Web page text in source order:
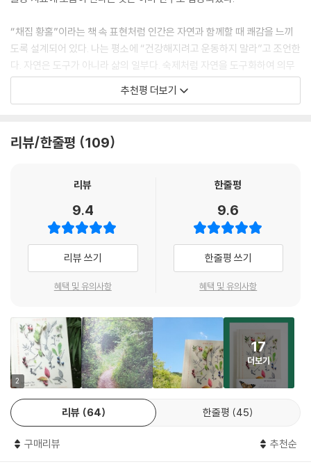
의 산책, 창의적으로 보내는 시간, 그리고 홀로 있을 때 곁을 지켜줄 호박색
털북숭이 친구라는 방어용 무기를 갖춘 일상적 전투 말이다. (…) 나는 우
울증과 싸우느라 지치고 활력이 거의 소진된 상태다. 힘을 모으려면 따뜻
한 나날과 펜랜드의 햇살이 필요하다.
--- p.115~116
검은지빠귀의 노랫소리를 들으며 나는…… 그렇다, 행복하다. 서정적이고
덧없는 그리운 노랫소리가 머릿속에 현란한 색의 불꽃을 터뜨린다. 모든
다. 나는 어마어마한 안도감을 느끼지만, 살아오면서 이미 몇 차례나 같은
상태에 빠진 적이 있다. 그것은 마치 흑요석 칼날처럼 음침하고 치명적이
--- p.143
나는 엑서터대학교의 연구 결과를 읽는다. 우울증을 완화하려면 주변 경관
에 새가 있는 것이 효과적이라고 한다. 조류학적 자가 치유를 시도하기 위
동안 소소한 프로젝트에 집중하는 것이 끔찍한 죄책감과 슬픔의 자동 공급
을 막는 효과가 있다는 것을 깨달았다. (…) 나 자신에게 주는 선물로 예쁜
새 모이 보관소를 산다. (…) 이후 며칠 사이 참새 무리가 단골손님이 되고
박새와 찌르레기 한 마리, 오색방울새 한 쌍, 거기다 기쁘게도 오목눈이까
지 몇 마리 찾아온다. (…) 오목눈이들이 주고받는 높고 날카로운 울음소리
를 우리 집 정원에서 들으니 기분이 짜릿하다. (…) 이 작은 새들에게 감
사하는 기분이 솟구치고, 문득 마음의 변화가 느껴진다. 치유되는 느낌이
다. 뒷마당에 새들의 실시간 생중계 채널이 있다는 생각이 효과적으로 우
울함을 쫓는다.
하던 폭주를 멈추고 집으로 돌아간다. 가족들에게 도움을 청하고, 의사를
찾아가 회복 계획을 세우고, 충분히 쉬고, 항우울제 복용량을 늘린다. 그렇
게 미첼은 자살의 문턱에서 돌아서 자신을 덮친 우울증 에서 빠져나오는
회복의 여정을 시작한다. 언제나 최악의 우울증 증세를 피하게 해주었던
자연의 위안이 다시 한번 미첼의 삶을 구한 것이다.(133~135쪽)
“우울한 날에도 나 자신을 위해 무언가 할 수 있다는 사실은 확실히 위로가
에마 미첼은 25년간 우울증을 앓았다. 『야생의 위로(원제: The Wild Re
medy, 심심刊)』는 그가 반평생에 걸쳐 겪어온 우울증에 관한 회고록인
동시에 몇 번의 심각한 우울 증상을 겪는 동안 만난 자연의 위안에 관한 일
년간의 일기다. 가을에서 시작해 겨울을 견뎌내고, 새싹이 움트는 봄과 뜨
거운 여름을 지나 다시 가을로 돌아오는 여정은 자연과 계절의 변화뿐 아
니라 그가 겪는 감정의 변화까지 고스란히 담고 있다. 미첼은 반려견 애니
와 함께 집 근처 숲을 산책하는 것으로 시작해 어린 시절의 추억이 있는 해
아간다. 공간을 탐험하는 것뿐만 아니라 산책 중에 발견한 자연물을 그리
고 사진 찍고 채집하는 과정도 치유의 일부가 된다.
특히 인상적인 것은 자연 묘사와 심리 묘사 사이의 매끄러운 연결이다. 동
식물과 광물, 지질학을 연구하는 박물학자이자 디자이너, 일러스트레이터
인 미첼은 그가 가진 재능과 지식을 이 책에 마음껏 펼쳐 보인다. 유려한 문
장과 함께 책의 갈피마다 조화롭게 배치된 사진과 스케치, 수채화는 그가
보고 듣고 느낀 자연을 책을 통해 온전히 만끽할 수 있게 도와준다. 매 계절
“채집 황홀”이라는 책 속 표현처럼 인간은 자연과 함께할 때 쾌감을 느끼
도록 설계되어 있다. 나는 평소에 “건강해지려고 운동하지 말라”고 조언한
다. 자연은 도구가 아니라 삶의 일부다. 숙제처럼 자연을 도구화하여 의무
로 즐기려 하면 짧은 산책도 버거울 수 있다.
매뉴얼이다. 더 큰 미덕은 책이 자연을 만나고자 하는 동기를 되살아나게
정도는 온전히 자연과 만나 ‘야생의 위로’를 즐기시길 바란다.
독서가 여행과 같은 효과를 지닌다면 『야생의 위로』는 산림욕이라고 불러
도 좋겠다. 겨울이면 심각한 기분장애에 시달리는 나를 유일하게 집 밖으
로 데리고 나가는 것은 봄과 여름, 가을에 만난 집 근처 공원의 나무들에 관
나는 사계를 머릿속에 새로 그린다. 읽을수록 내가 실물을 보지 못한 동식
물의 이름이 늘어나고, 나는 그 안에서 기꺼이 길을 잃는다. “세상이 혼란
스럽고 망가진 곳처럼 보이고 암담한 생각이 걷잡을 수 없이 커질 때, 나는
집에서 나와 나무들이 있는 곳까지 5분 동안 걸었다.” 당신의 삶에 자연이
결핍되지 않게 하라.
- 이다혜 (작가, 『출근길의 주문』 저자, [씨네21] 기자)
나는 각자의 어둠을 다스리는 법을 아는 사람들의 이야기를 좋아한다. 용
추천평 더보기
리뷰/한줄평 109
리뷰
9.4
리뷰 쓰기
혜택 및 유의사항
한줄평
9.6
한줄평 쓰기
혜택 및 유의사항
2
17
더보기
리뷰 64 한줄평 45
구매리뷰 추천순